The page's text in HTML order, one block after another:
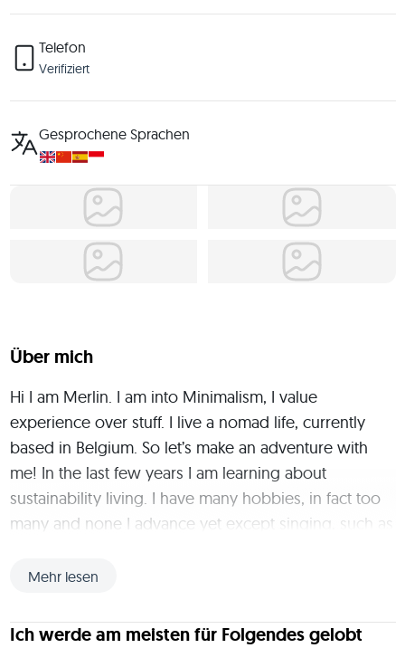
Telefon
Verifiziert
Gesprochene Sprachen
Über mich
Hi I am Merlin. I am into Minimalism, I value
experience over stuff. I live a nomad life, currently
based in Belgium. So let’s make an adventure with
me! In the last few years I am learning about
sustainability living. I have many hobbies, in fact too
many and none I advance yet except singing, such as
basketball, body combat, cycling, dancing,
and try everything. I have been visit many countries,
Mehr lesen
Ich werde am meisten für Folgendes gelobt